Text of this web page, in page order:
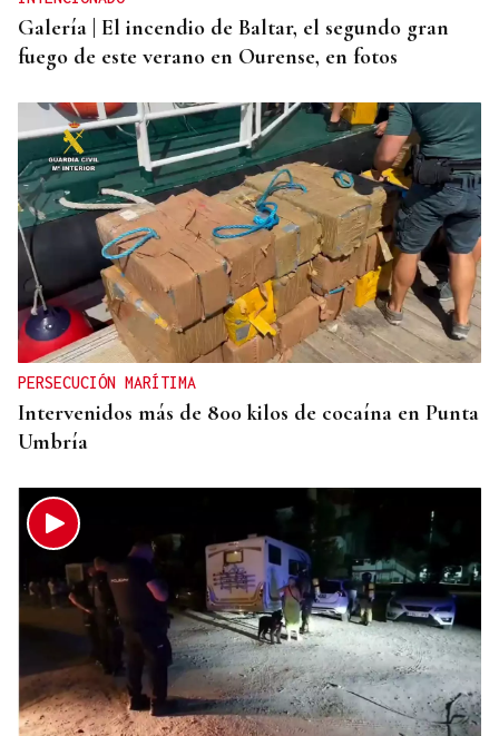
Galería | El incendio de Baltar, el segundo gran
fuego de este verano en Ourense, en fotos
PERSECUCIÓN MARÍTIMA
Intervenidos más de 800 kilos de cocaína en Punta
Umbría